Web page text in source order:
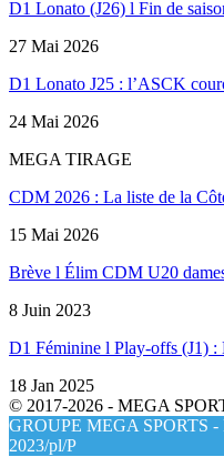
D1 Lonato (J26) l Fin de
27 Mai 2026
D1 Lonato J25 : l’ASCK
24 Mai 2026
MEGA TIRAGE
CDM 2026 : La liste de la
15 Mai 2026
Brève l Élim CDM U20
8 Juin 2023
D1 Féminine l Play-offs (J1)
18 Jan 2025
© 2017-2026 - MEGA
GROUPE MEGA SPORTS
2023/pl/P